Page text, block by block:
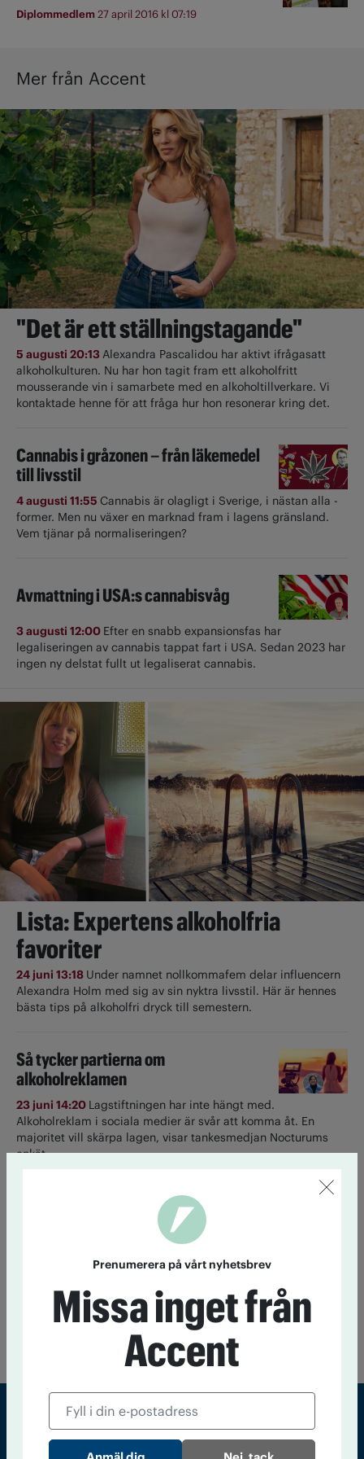
Diplommedlem27 april 2016 kl 07:19
Mer från Accent
"Det är ett ställningstagande"
5 augusti 20:13Alexandra Pascalidou har aktivt ifrågasatt
alkoholkulturen. Nu har hon tagit fram ett alkoholfritt
mousserande vin i samarbete med en alkoholtillverkare. Vi
kontaktade henne för att fråga hur hon resonerar kring det.
Cannabis i gråzonen – från läkemedel
till livsstil
4 augusti 11:55 Cannabis är olagligt i ­Sverige, i nästan alla ­
former. Men nu växer en marknad fram i lagens gränsland.
Vem tjänar på normaliseringen?
Avmattning i USA:s cannabisvåg
3 augusti 12:00 Efter en snabb expansionsfas har
legaliseringen av cannabis tappat fart i USA. Sedan 2023 har
ingen ny delstat fullt ut ­legaliserat cannabis.
Lista: Expertens alkoholfria
favoriter
24 juni 13:18 Under namnet nollkommafem delar influencern
Alexandra Holm med sig av sin nyktra livsstil. Här är hennes
bästa tips på alkoholfri dryck till semestern.
Så tycker partierna om
alkoholreklamen
23 juni 14:20 Lagstiftningen har inte hängt med.
Alkoholreklam i sociala medier är svår att komma åt. En
majoritet vill skärpa lagen, visar tankesmedjan Nocturums
enkät.
Ett glas om dagen ökar risken för
cancer, visar ny amerikansk forskning.
Till startsidan
Sveriges största tidning om droger och nykterhet
Prenumerera på vårt nyhetsbrev
Missa inget från
Accent